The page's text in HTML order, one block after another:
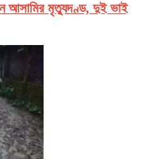
আসামির মৃত্যুদণ্ড, দুই ভাই